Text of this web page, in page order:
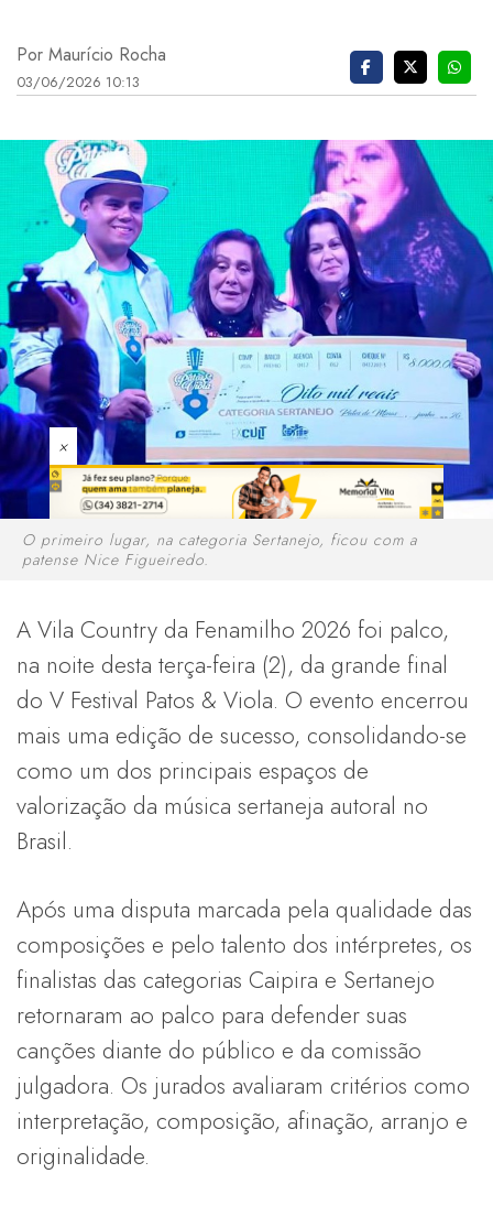
Por Maurício Rocha
03/06/2026 10:13
×
O primeiro lugar, na categoria Sertanejo, ficou com a
patense Nice Figueiredo.
A Vila Country da Fenamilho 2026 foi palco,
na noite desta terça-feira (2), da grande final
do V Festival Patos & Viola. O evento encerrou
mais uma edição de sucesso, consolidando-se
como um dos principais espaços de
valorização da música sertaneja autoral no
Brasil.
Após uma disputa marcada pela qualidade das
composições e pelo talento dos intérpretes, os
finalistas das categorias Caipira e Sertanejo
retornaram ao palco para defender suas
canções diante do público e da comissão
julgadora. Os jurados avaliaram critérios como
interpretação, composição, afinação, arranjo e
originalidade.